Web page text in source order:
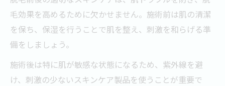
毛効果を高めるために欠かせません。施術前は肌の清潔
を保ち、保湿を行うことで肌を整え、刺激を和らげる準
備をしましょう。
施術後は特に肌が敏感な状態になるため、紫外線を避
け、刺激の少ないスキンケア製品を使うことが重要で